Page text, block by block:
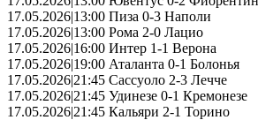
17.05.2026|13:00 Пиза 0-3 Наполи
17.05.2026|13:00 Рома 2-0 Лацио
17.05.2026|16:00 Интер 1-1 Верона
17.05.2026|19:00 Аталанта 0-1 Болонья
17.05.2026|21:45 Сассуоло 2-3 Лечче
17.05.2026|21:45 Удинезе 0-1 Кремонезе
17.05.2026|21:45 Кальяри 2-1 Торино